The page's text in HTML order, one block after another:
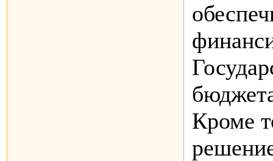
Кроме